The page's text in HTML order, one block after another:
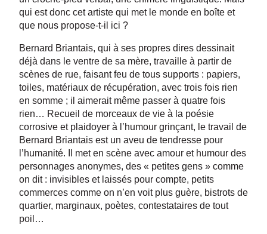
qui est donc cet artiste qui met le monde en boîte et
que nous propose-t-il ici ?
Bernard Briantais, qui à ses propres dires dessinait
déjà dans le ventre de sa mère, travaille à partir de
scènes de rue, faisant feu de tous supports : papiers,
toiles, matériaux de récupération, avec trois fois rien
en somme ; il aimerait même passer à quatre fois
rien… Recueil de morceaux de vie à la poésie
corrosive et plaidoyer à l’humour grinçant, le travail de
Bernard Briantais est un aveu de tendresse pour
l’humanité. Il met en scène avec amour et humour des
personnages anonymes, des « petites gens » comme
on dit : invisibles et laissés pour compte, petits
commerces comme on n’en voit plus guère, bistrots de
quartier, marginaux, poètes, contestataires de tout
poil…